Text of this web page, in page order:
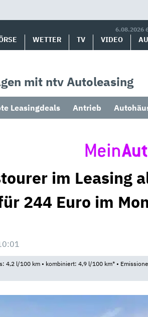
6.08.2026
WETTER TV VIDEO
mit ntv Autoleasing
Leasingdeals Antrieb
im Leasing
244 Euro im
4,2 l/100 km • kombiniert: 4,9 l/100 km* •